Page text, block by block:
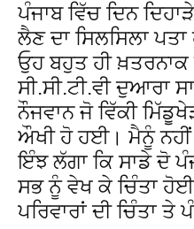
ਪੰਜਾਬ ਵਿੱਚ ਦਿਨ
ਲੈਣ ਦਾ ਸਿਲਸਿਲਾ
ਓੁਹ ਬਹੁਤ ਹੀ
ਸੀ.ਸੀ.ਟੀ.ਵੀ ਦੁਆਰਾ
ਨੌਜਵਾਨ ਜੋ ਵਿੱਕੀ
ਔਖੀ ਹੋ ਹਈ। ਮੈਨੂੰ ਨਹੀਂ
ਇੰਝ ਲੱਗਾ ਕਿ ਸਾਡੇ ਦੋ
ਸਭ ਨੂੰ ਵੇਖ ਕੇ ਚਿੰਤਾ ਹੋਈ,
ਪਰਿਵਾਰਾਂ ਦੀ ਚਿੰਤਾ ਤੇ